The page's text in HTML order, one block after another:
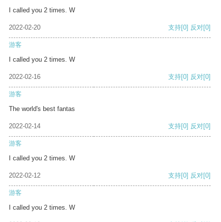
I called you 2 times. W
2022-02-20 支持[0] 反对[0]
游客
I called you 2 times. W
2022-02-16 支持[0] 反对[0]
游客
The world's best fantas
2022-02-14 支持[0] 反对[0]
游客
I called you 2 times. W
2022-02-12 支持[0] 反对[0]
游客
I called you 2 times. W